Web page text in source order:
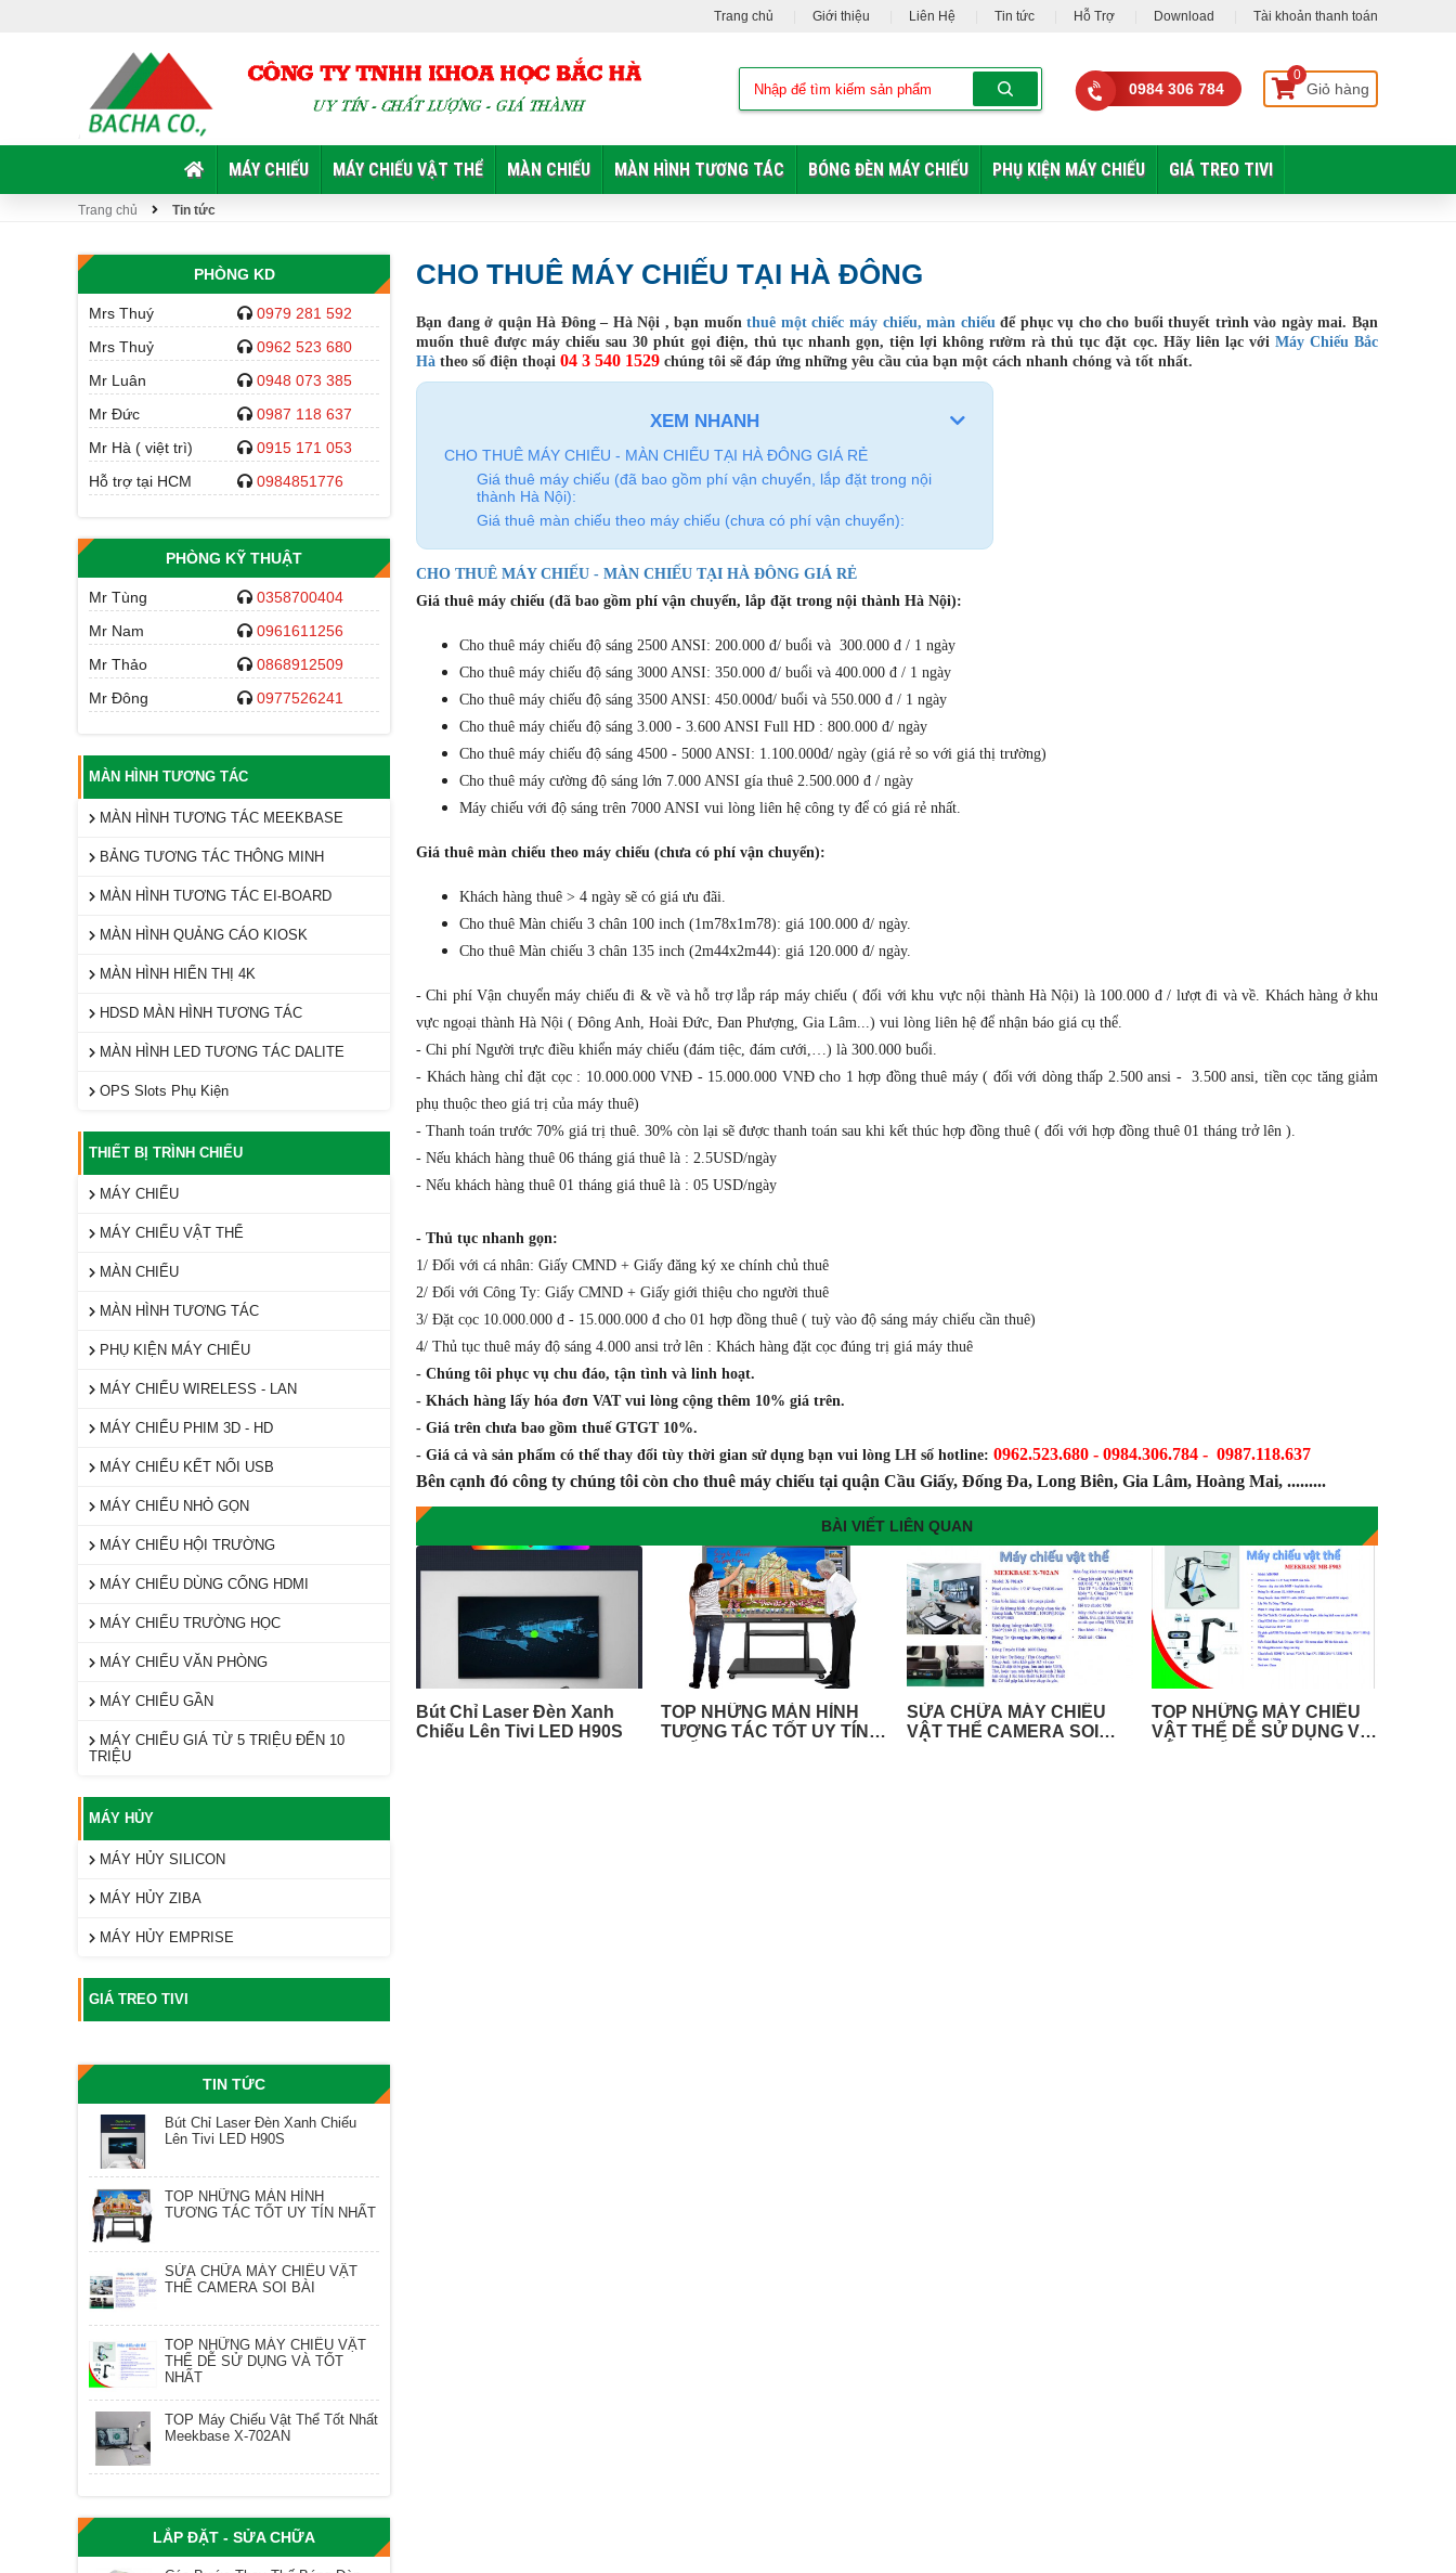
Trang chủ Giới thiệu Liên Hệ Tin tức Hỗ Trợ Download Tài khoản thanh toán
0984 306 784
0
Giỏ hàng
MÁY CHIẾU MÁY CHIẾU VẬT THỂ MÀN CHIẾU MÀN HÌNH TƯƠNG TÁC BÓNG ĐÈN MÁY CHIẾU PHỤ KIỆN MÁY CHIẾU GIÁ TREO TIVI
Trang chủ Tin tức
PHÒNG KD
Mrs Thuý
0979 281 592
Mrs Thuỷ
0962 523 680
Mr Luân
0948 073 385
Mr Đức
0987 118 637
Mr Hà ( việt trì)
0915 171 053
Hỗ trợ tại HCM
0984851776
PHÒNG KỸ THUẬT
Mr Tùng
0358700404
Mr Nam
0961611256
Mr Thảo
0868912509
Mr Đông
0977526241
MÀN HÌNH TƯƠNG TÁC
MÀN HÌNH TƯƠNG TÁC MEEKBASE
BẢNG TƯƠNG TÁC THÔNG MINH
MÀN HÌNH TƯƠNG TÁC EI-BOARD
MÀN HÌNH QUẢNG CÁO KIOSK
MÀN HÌNH HIỂN THỊ 4K
HDSD MÀN HÌNH TƯƠNG TÁC
MÀN HÌNH LED TƯƠNG TÁC DALITE
OPS Slots Phụ Kiện
THIẾT BỊ TRÌNH CHIẾU
MÁY CHIẾU
MÁY CHIẾU VẬT THỂ
MÀN CHIẾU
MÀN HÌNH TƯƠNG TÁC
PHỤ KIỆN MÁY CHIẾU
MÁY CHIẾU WIRELESS - LAN
MÁY CHIẾU PHIM 3D - HD
MÁY CHIẾU KẾT NỐI USB
MÁY CHIẾU NHỎ GỌN
MÁY CHIẾU HỘI TRƯỜNG
MÁY CHIẾU DÙNG CỔNG HDMI
MÁY CHIẾU TRƯỜNG HỌC
MÁY CHIẾU VĂN PHÒNG
MÁY CHIẾU GẦN
MÁY CHIẾU GIÁ TỪ 5 TRIỆU ĐẾN 10
TRIỆU
MÁY HỦY
MÁY HỦY SILICON
MÁY HỦY ZIBA
MÁY HỦY EMPRISE
GIÁ TREO TIVI
TIN TỨC
Bút Chỉ Laser Đèn Xanh Chiếu
Lên Tivi LED H90S
TOP NHỮNG MÀN HÌNH
TƯƠNG TÁC TỐT UY TÍN NHẤT
SỬA CHỮA MÁY CHIẾU VẬT
THỂ CAMERA SOI BÀI
TOP NHỮNG MÁY CHIẾU VẬT
THỂ DỄ SỬ DỤNG VÀ TỐT
NHẤT
TOP Máy Chiếu Vật Thể Tốt Nhất
Meekbase X-702AN
LẮP ĐẶT - SỬA CHỮA
CHO THUÊ MÁY CHIẾU TẠI HÀ ĐÔNG
Bạn đang ở quận Hà Đông – Hà Nội , bạn muốnthuê một chiếc máy chiếu, màn chiếuđể phục vụ cho cho buổi thuyết trình vào ngày mai. Bạn
muốn thuê được máy chiếu sau 30 phút gọi điện, thủ tục nhanh gọn, tiện lợi không rườm rà thủ tục đặt cọc. Hãy liên lạc với Máy Chiếu Bắc
Hà theo số điện thoại 04 3 540 1529 chúng tôi sẽ đáp ứng những yêu cầu của bạn một cách nhanh chóng và tốt nhất.
XEM NHANH
CHO THUÊ MÁY CHIẾU - MÀN CHIẾU TẠI HÀ ĐÔNG GIÁ RẺ
Giá thuê máy chiếu (đã bao gồm phí vận chuyển, lắp đặt trong nội
thành Hà Nội):
Giá thuê màn chiếu theo máy chiếu (chưa có phí vận chuyển):
CHO THUÊ MÁY CHIẾU - MÀN CHIẾU TẠI HÀ ĐÔNG GIÁ RẺ
Giá thuê máy chiếu (đã bao gồm phí vận chuyển, lắp đặt trong nội thành Hà Nội):
Cho thuê máy chiếu độ sáng 2500 ANSI: 200.000 đ/ buổi và 300.000 đ / 1 ngày
Cho thuê máy chiếu độ sáng 3000 ANSI: 350.000 đ/ buổi và 400.000 đ / 1 ngày
Cho thuê máy chiếu độ sáng 3500 ANSI: 450.000đ/ buổi và 550.000 đ / 1 ngày
Cho thuê máy chiếu độ sáng 3.000 - 3.600 ANSI Full HD : 800.000 đ/ ngày
Cho thuê máy chiếu độ sáng 4500 - 5000 ANSI: 1.100.000đ/ ngày (giá rẻ so với giá thị trường)
Cho thuê máy cường độ sáng lớn 7.000 ANSI gía thuê 2.500.000 đ / ngày
Máy chiếu với độ sáng trên 7000 ANSI vui lòng liên hệ công ty để có giá rẻ nhất.
Giá thuê màn chiếu theo máy chiếu (chưa có phí vận chuyển):
Khách hàng thuê > 4 ngày sẽ có giá ưu đãi.
Cho thuê Màn chiếu 3 chân 100 inch (1m78x1m78): giá 100.000 đ/ ngày.
Cho thuê Màn chiếu 3 chân 135 inch (2m44x2m44): giá 120.000 đ/ ngày.
- Chi phí Vận chuyển máy chiếu đi & về và hỗ trợ lắp ráp máy chiếu ( đối với khu vực nội thành Hà Nội) là 100.000 đ / lượt đi và về. Khách hàng ở khu
vực ngoại thành Hà Nội ( Đông Anh, Hoài Đức, Đan Phượng, Gia Lâm...) vui lòng liên hệ để nhận báo giá cụ thể.
- Chi phí Người trực điều khiển máy chiếu (đám tiệc, đám cưới,…) là 300.000 buổi.
- Khách hàng chỉ đặt cọc : 10.000.000 VNĐ - 15.000.000 VNĐ cho 1 hợp đồng thuê máy ( đối với dòng thấp 2.500 ansi - 3.500 ansi, tiền cọc tăng giảm
phụ thuộc theo giá trị của máy thuê)
- Thanh toán trước 70% giá trị thuê. 30% còn lại sẽ được thanh toán sau khi kết thúc hợp đồng thuê ( đối với hợp đồng thuê 01 tháng trở lên ).
- Nếu khách hàng thuê 06 tháng giá thuê là : 2.5USD/ngày
- Nếu khách hàng thuê 01 tháng giá thuê là : 05 USD/ngày
- Thủ tục nhanh gọn:
1/ Đối với cá nhân: Giấy CMND + Giấy đăng ký xe chính chủ thuê
2/ Đối với Công Ty: Giấy CMND + Giấy giới thiệu cho người thuê
3/ Đặt cọc 10.000.000 đ - 15.000.000 đ cho 01 hợp đồng thuê ( tuỳ vào độ sáng máy chiếu cần thuê)
4/ Thủ tục thuê máy độ sáng 4.000 ansi trở lên : Khách hàng đặt cọc đúng trị giá máy thuê
- Chúng tôi phục vụ chu đáo, tận tình và linh hoạt.
- Khách hàng lấy hóa đơn VAT vui lòng cộng thêm 10% giá trên.
- Giá trên chưa bao gồm thuế GTGT 10%.
- Giá cả và sản phẩm có thể thay đổi tùy thời gian sử dụng bạn vui lòng LH số hotline: 0962.523.680 - 0984.306.784 - 0987.118.637
Bên cạnh đó công ty chúng tôi còn cho thuê máy chiếu tại quận Cầu Giấy, Đống Đa, Long Biên, Gia Lâm, Hoàng Mai, .........
BÀI VIẾT LIÊN QUAN
Bút Chỉ Laser Đèn Xanh
Chiếu Lên Tivi LED H90S
TOP NHỮNG MÀN HÌNH
TƯƠNG TÁC TỐT UY TÍN
SỬA CHỮA MÁY CHIẾU
VẬT THỂ CAMERA SOI
TOP NHỮNG MÁY CHIẾU
VẬT THỂ DỄ SỬ DỤNG VÀ